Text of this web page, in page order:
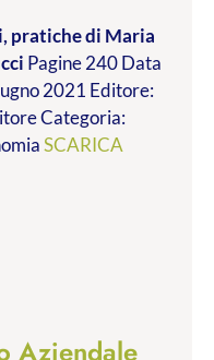
pratichedi Maria
Pagine 240 Data
2021 Editore:
Categoria:
SCARICA
Aziendale